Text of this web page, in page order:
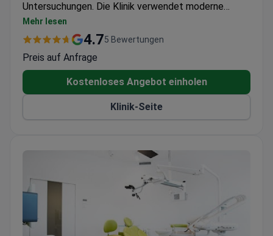
Untersuchungen. Die Klinik verwendet moderne
Diagnosemethoden zur Beurteilung des
Mundgesundheitszustands. Mit über 35 Jahren
Erfahrung erstellt das Team personalisierte
Behandlungspläne auf der Grundlage gründlicher
Auswertungen.
Mehr lesen
4.75 Bewertungen
Preis auf Anfrage
Kostenloses Angebot einholen
Klinik-Seite